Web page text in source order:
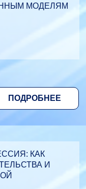
МОДЕЛЯМ
ПОДРОБНЕЕ
КАК
И